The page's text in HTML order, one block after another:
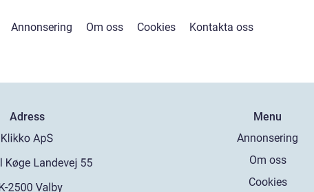
Annonsering Om oss Cookies Kontakta oss
Adress
Menu
Annonsering
Om oss
Cookies